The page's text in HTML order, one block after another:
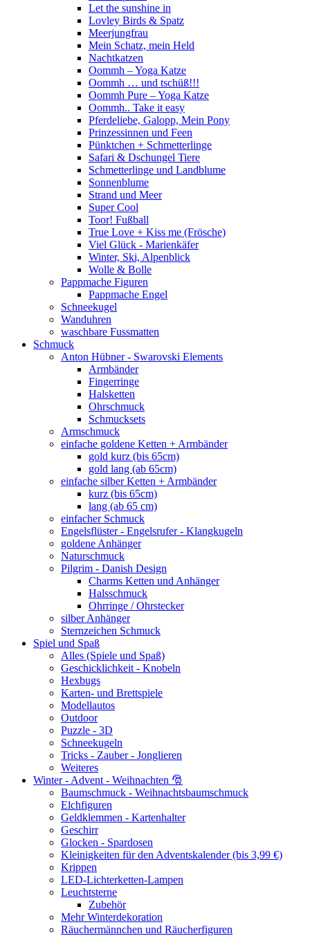
Let the sunshine in
Lovley Birds & Spatz
Meerjungfrau
Mein Schatz, mein Held
Nachtkatzen
Oommh – Yoga Katze
Oommh … und tschüß!!!
Oommh Pure – Yoga Katze
Oommh.. Take it easy
Pferdeliebe, Galopp, Mein Pony
Prinzessinnen und Feen
Pünktchen + Schmetterlinge
Safari & Dschungel Tiere
Schmetterlinge und Landblume
Sonnenblume
Strand und Meer
Super Cool
Toor! Fußball
True Love + Kiss me (Frösche)
Viel Glück - Marienkäfer
Winter, Ski, Alpenblick
Wolle & Bolle
Pappmache Figuren
Pappmache Engel
Schneekugel
Wanduhren
waschbare Fussmatten
Schmuck
Anton Hübner - Swarovski Elements
Armbänder
Fingerringe
Halsketten
Ohrschmuck
Schmucksets
Armschmuck
einfache goldene Ketten + Armbänder
gold kurz (bis 65cm)
gold lang (ab 65cm)
einfache silber Ketten + Armbänder
kurz (bis 65cm)
lang (ab 65 cm)
einfacher Schmuck
Engelsflüster - Engelsrufer - Klangkugeln
goldene Anhänger
Naturschmuck
Pilgrim - Danish Design
Charms Ketten und Anhänger
Halsschmuck
Ohrringe / Ohrstecker
silber Anhänger
Sternzeichen Schmuck
Spiel und Spaß
Alles (Spiele und Spaß)
Geschicklichkeit - Knobeln
Hexbugs
Karten- und Brettspiele
Modellautos
Outdoor
Puzzle - 3D
Schneekugeln
Tricks - Zauber - Jonglieren
Weiteres
Winter - Advent - Weihnachten 🎅
Baumschmuck - Weihnachtsbaumschmuck
Elchfiguren
Geldklemmen - Kartenhalter
Geschirr
Glocken - Spardosen
Kleinigkeiten für den Adventskalender (bis 3,99 €)
Krippen
LED-Lichterketten-Lampen
Leuchtsterne
Zubehör
Mehr Winterdekoration
Räuchermännchen und Räucherfiguren